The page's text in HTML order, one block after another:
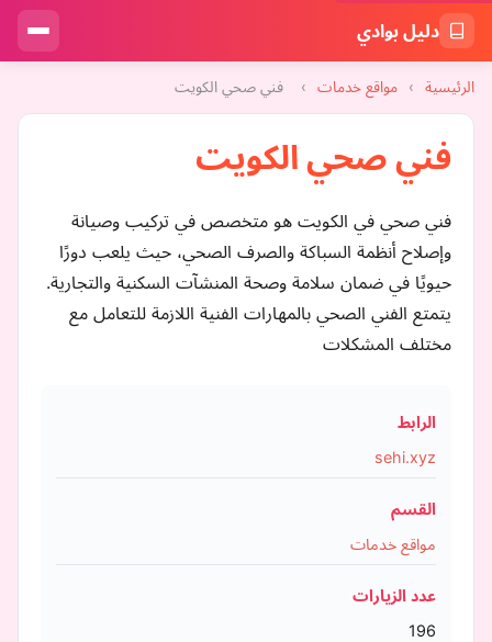
دليل بوادي
الرئيسية › مواقع خدمات › فني صحي الكويت
فني صحي الكويت
فني صحي في الكويت هو متخصص في تركيب وصيانة
وإصلاح أنظمة السباكة والصرف الصحي، حيث يلعب دورًا
حيويًا في ضمان سلامة وصحة المنشآت السكنية والتجارية.
يتمتع الفني الصحي بالمهارات الفنية اللازمة للتعامل مع
مختلف المشكلات
الرابط
sehi.xyz
القسم
مواقع خدمات
عدد الزيارات
196